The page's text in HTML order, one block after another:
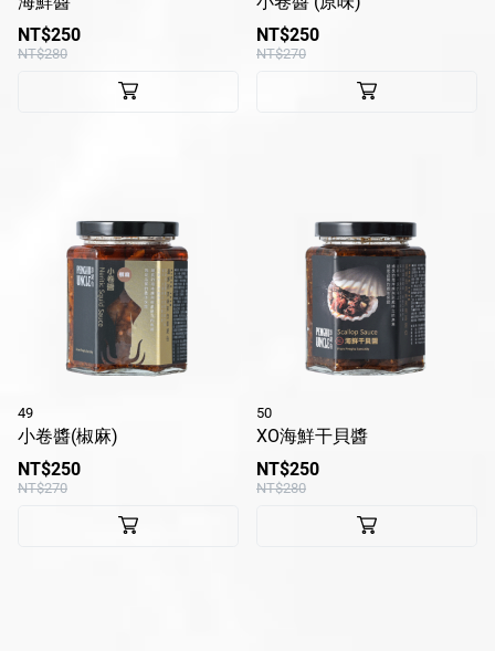
NT$250
NT$280
NT$250
NT$270
49
小卷醬(椒麻)
NT$250
NT$270
50
XO海鮮干貝醬
NT$250
NT$280